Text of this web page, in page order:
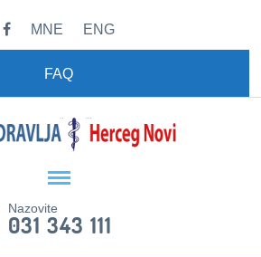
MNE ENG
FAQ
Nazovite
031 343 111